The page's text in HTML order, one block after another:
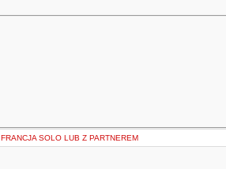
FRANCJA SOLO LUB Z PARTNEREM